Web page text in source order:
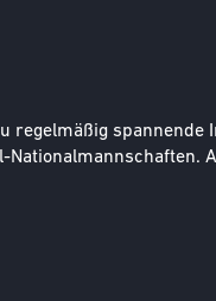
regelmäßig spannende